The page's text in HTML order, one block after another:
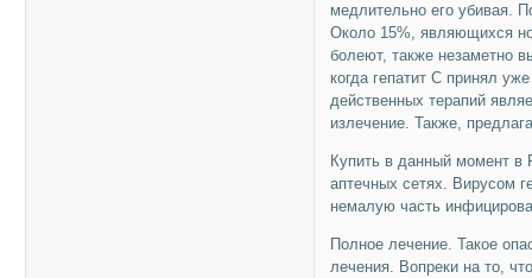
медлительно его убивая.
Около 15%, являющихся
болеют, также незаметно
когда гепатит С принял
действенных терапий
излечение. Также,
Купить в данный момент в
аптечных сетях. Вирусом
немалую часть
Полное лечение. Такое
лечения. Вопреки на то,